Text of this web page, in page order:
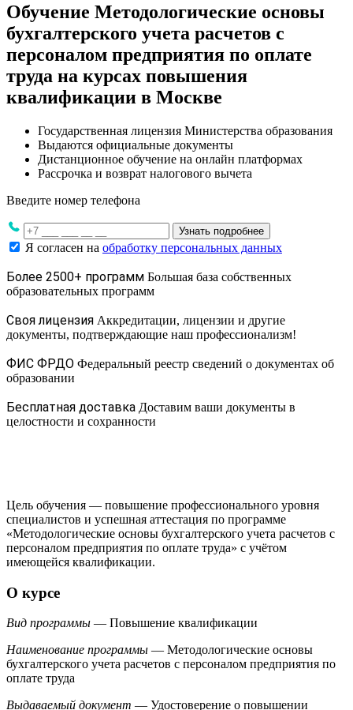
Обучение Методологические основы
бухгалтерского учета расчетов с
персоналом предприятия по оплате
труда на курсах повышения
квалификации в Москве
Государственная лицензия Министерства образования
Выдаются официальные документы
Дистанционное обучение на онлайн платформах
Рассрочка и возврат налогового вычета
Введите номер телефона
Узнать подробнее
Я согласен на обработку персональных данных
Более 2500+ программ Большая база собственных
образовательных программ
Своя лицензия Аккредитации, лицензии и другие
документы, подтверждающие наш профессионализм!
ФИС ФРДО Федеральный реестр сведений о документах об
образовании
Бесплатная доставка Доставим ваши документы в
целостности и сохранности
Цель обучения — повышение профессионального уровня
специалистов и успешная аттестация по программе
«Методологические основы бухгалтерского учета расчетов с
персоналом предприятия по оплате труда» с учётом
имеющейся квалификации.
О курсе
Вид программы — Повышение квалификации
Наименование программы — Методологические основы
бухгалтерского учета расчетов с персоналом предприятия по
оплате труда
Выдаваемый документ — Удостоверение о повышении